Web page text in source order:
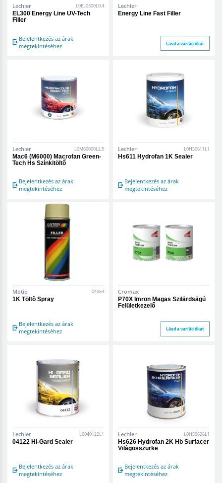
Lechler L0EL0300L0,4
EL300 Energy Line UV-Tech
Filler
Bejelentkezés az árak
megtekintéséhez
Lechler
Energy Line Fast Filler
Lásd a variációkat
Lechler L0M60000L2,5
Mac6 (M6000) Macrofan Green-
Tech Hs Színkitöltő
Bejelentkezés az árak
megtekintéséhez
Lechler L0HS0611L1
Hs611 Hydrofan 1K Sealer
Bejelentkezés az árak
megtekintéséhez
Motip 04064
1K Töltő Spray
Bejelentkezés az árak
megtekintéséhez
Cromax
P70X Imron Magas Szilárdságú
Felületkezelő
Lásd a variációkat
Lechler L0040122L1
04122 Hi-Gard Sealer
Bejelentkezés az árak
megtekintéséhez
Lechler L0HS0626L1
Hs626 Hydrofan 2K Hb Surfacer
Világosszürke
Bejelentkezés az árak
megtekintéséhez